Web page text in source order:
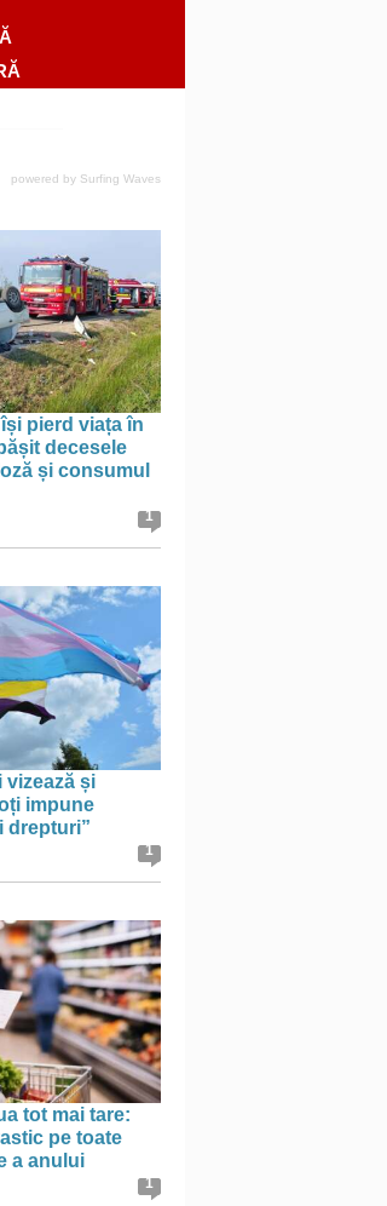
powered by Surfing Waves
pierd viața în
decesele
și consumul
1
vizează și
impune
drepturi”
1
tot mai tare:
pe toate
a anului
1